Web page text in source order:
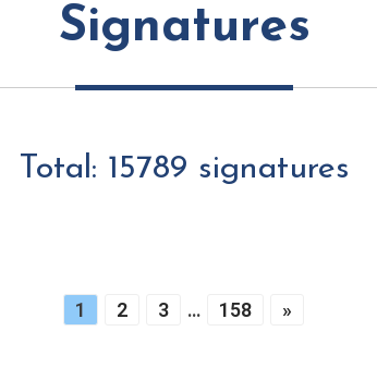
Signatures
Total: 15789 signatures
1 2 3 … 158 »